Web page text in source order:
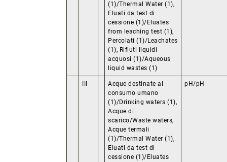
(1)/Thermal Water (1),
Eluati da test di
cessione (1)/Eluates
from leaching test (1),
Percolati (1)/Leachates
(1), Rifiuti liquidi
acquosi (1)/Aqueous
liquid wastes (1)
Acque destinate al
consumo umano
(1)/Drinking waters (1),
Acque di
scarico/Waste waters,
Acque termali
(1)/Thermal Water (1),
Eluati da test di
cessione (1)/Eluates
pH/pH